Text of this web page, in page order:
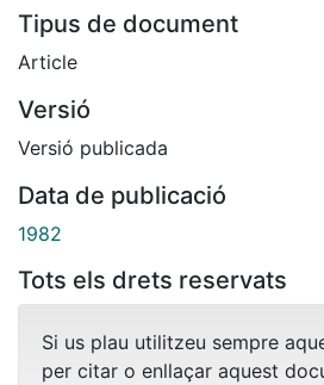
Tipus de document
Article
Versió
Versió publicada
Data de publicació
1982
Tots els drets reservats
Si us plau utilitzeu sempre
per citar o enllaçar aquest